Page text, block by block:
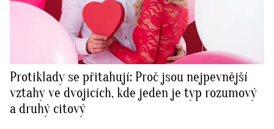
Protiklady se přitahují: Proč jsou nejpevnější
vztahy ve dvojicích, kde jeden je typ rozumový
a druhý citový